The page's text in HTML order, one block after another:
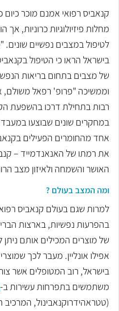
קנאביס רפואי אמנם מוכר כיום
מחלות פיזיולוגיות כרוניות,
לטיפול במצבים נפשיים שונים.
בישראל הראו כי הטיפול
של מצבים בתחום בריאות
וממשיכה "פרופ' רפאל
רבות בתחילת דרכו בהשפעת
במחקרים שונים שבוצעו
אחד מהחומרים הפעילים
את רמתו של האנאנדמייד –
האושר והשמחה ולאיזון מצב
ומה המצב בעולם ?
למרות שגם בעולם קנאביס
בהפרעות נפשיות, בארצות
של מוצרים המכילים
אפילו אונליין. מעבר לכך
בישראל, רוב המטופלים אשר
משתמשים בתפרחות עשירות ב-
(טטראהידרוקנאבינול, המרכיב